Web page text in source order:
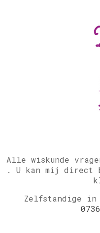
Alle wiskunde
. U kan mij direct
Zelfstandige in